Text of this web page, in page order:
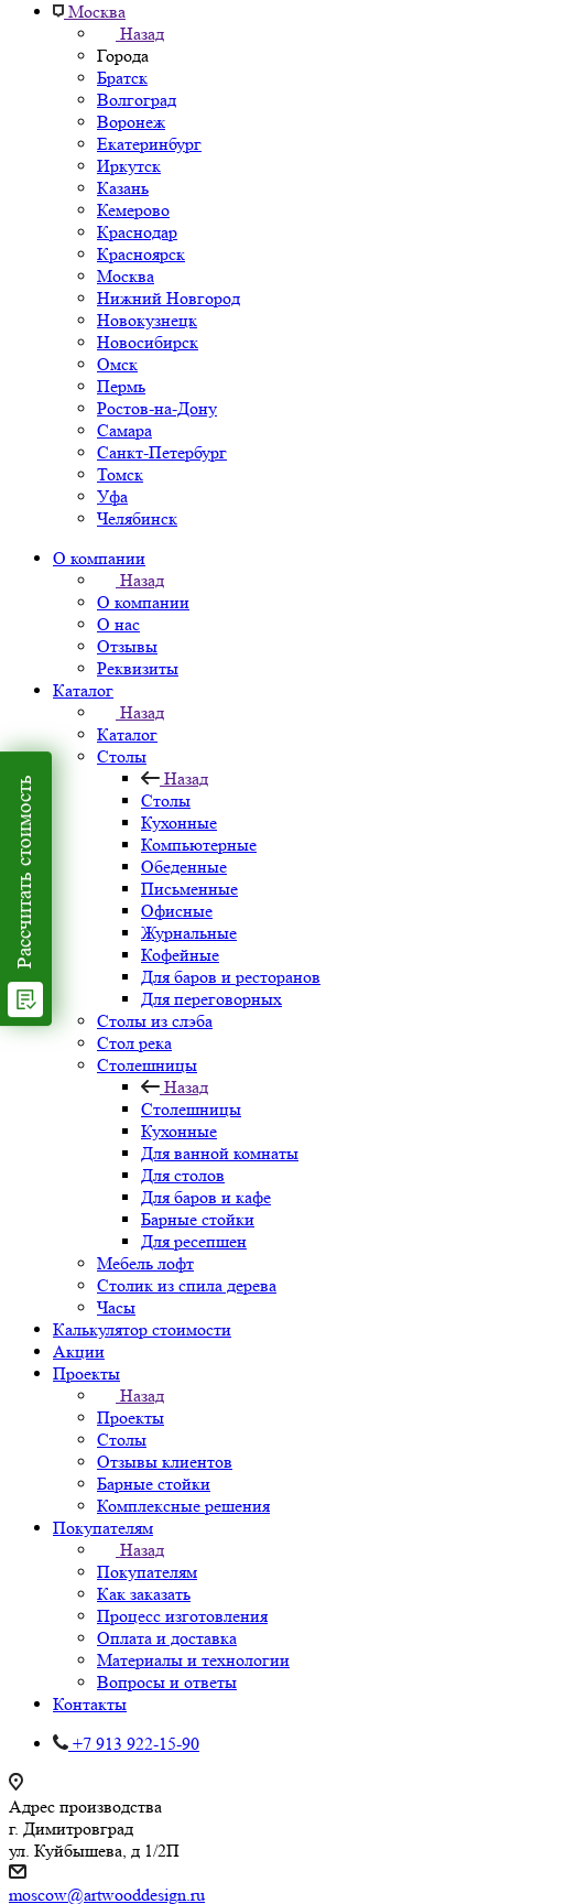
Москва
Назад
Города
Братск
Волгоград
Воронеж
Екатеринбург
Иркутск
Казань
Кемерово
Краснодар
Красноярск
Москва
Нижний Новгород
Новокузнецк
Новосибирск
Омск
Пермь
Ростов-на-Дону
Самара
Санкт-Петербург
Томск
Уфа
Челябинск
О компании
Назад
О компании
О нас
Отзывы
Реквизиты
Каталог
Назад
Каталог
Столы
Назад
Столы
Кухонные
Компьютерные
Обеденные
Письменные
Офисные
Журнальные
Кофейные
Для баров и ресторанов
Для переговорных
Столы из слэба
Стол река
Столешницы
Назад
Столешницы
Кухонные
Для ванной комнаты
Для столов
Для баров и кафе
Барные стойки
Для ресепшен
Мебель лофт
Столик из спила дерева
Часы
Калькулятор стоимости
Акции
Проекты
Назад
Проекты
Столы
Отзывы клиентов
Барные стойки
Комплексные решения
Покупателям
Назад
Покупателям
Как заказать
Процесс изготовления
Оплата и доставка
Материалы и технологии
Вопросы и ответы
Контакты
+7 913 922-15-90
Адрес производства
г. Димитровград
ул. Куйбышева, д 1/2П
moscow@artwooddesign.ru
Рассчитать стоимость